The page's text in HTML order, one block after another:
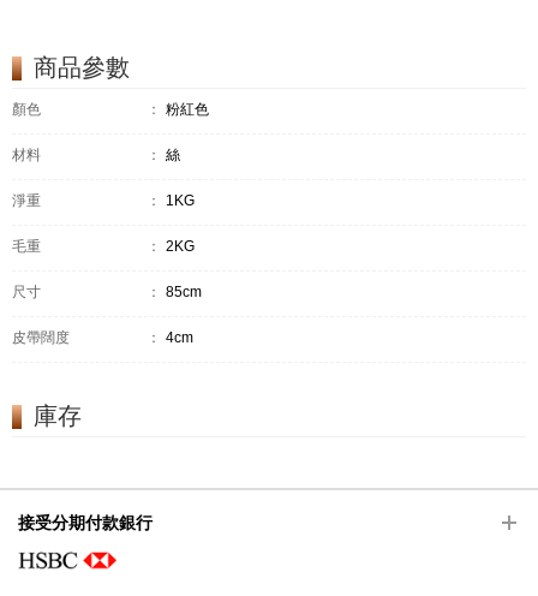
商品參數
顏色 ： 粉紅色
材料 ： 絲
淨重 ： 1KG
毛重 ： 2KG
尺寸 ： 85cm
皮帶闊度 ： 4cm
庫存
接受分期付款銀行